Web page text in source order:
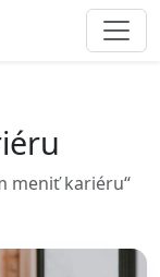
meniť kariéru“